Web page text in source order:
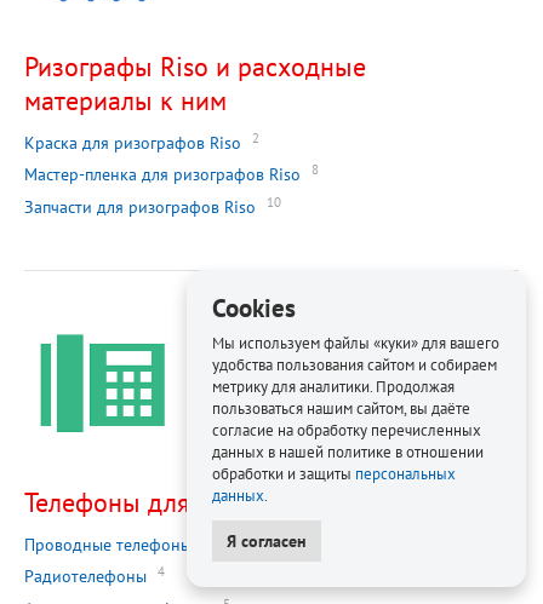
Ризографы Riso и расходные
материалы к ним
Краска для ризографов Riso 2
Мастер-пленка для ризографов Riso 8
Запчасти для ризографов Riso 10
Телефоны для офиса
Проводные телефоны
Радиотелефоны 4
Cookies
Мы используем файлы «куки» для вашего
удобства пользования сайтом и собираем
метрику для аналитики. Продолжая
пользоваться нашим сайтом, вы даёте
согласие на обработку перечисленных
данных в нашей политике в отношении
обработки и защиты персональных
данных
Я согласен